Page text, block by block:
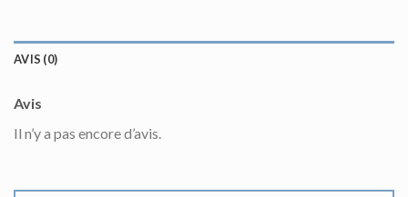
AVIS (0)
Avis
Il n’y a pas encore d’avis.